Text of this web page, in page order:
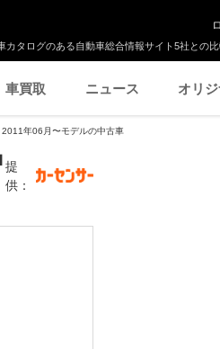
カタログのある自動車総合情報サイト5社との比
車買取 ニュース オリ
年06月〜モデルの中古車
提
供：